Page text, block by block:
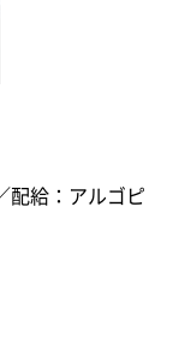
配給：アルゴピ